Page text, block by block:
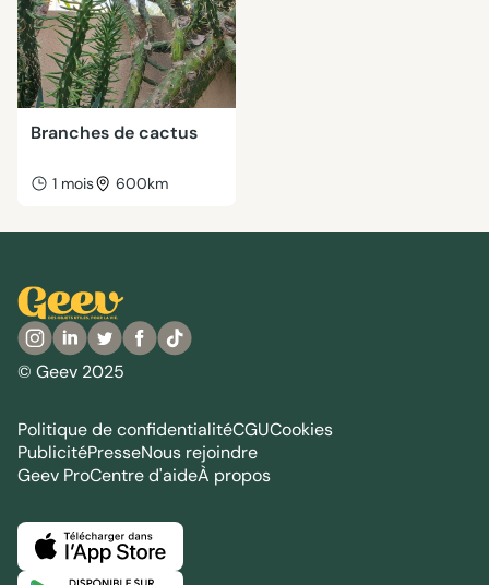
Branches de cactus
1 mois 600km
© Geev 2025
Politique de confidentialitéCGUCookies
PublicitéPresseNous rejoindre
Geev ProCentre d'aideÀ propos